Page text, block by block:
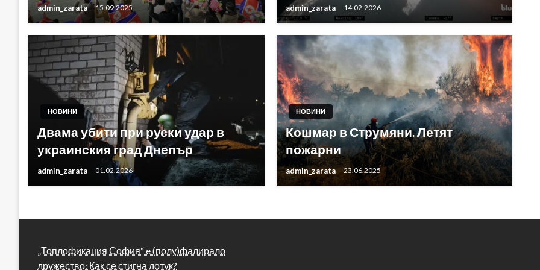
admin_zarata 15.09.2025 admin_zarata 14.02.2026
НОВИНИ
Двама убити при руски удар в
украинския град Днепър
admin_zarata 01.02.2026
НОВИНИ
Кошмар в Струмяни. Летят
пожарни
admin_zarata 23.06.2025
„Топлофикация София“ e (полу)фалирало
дружество: Как се стигна дотук?